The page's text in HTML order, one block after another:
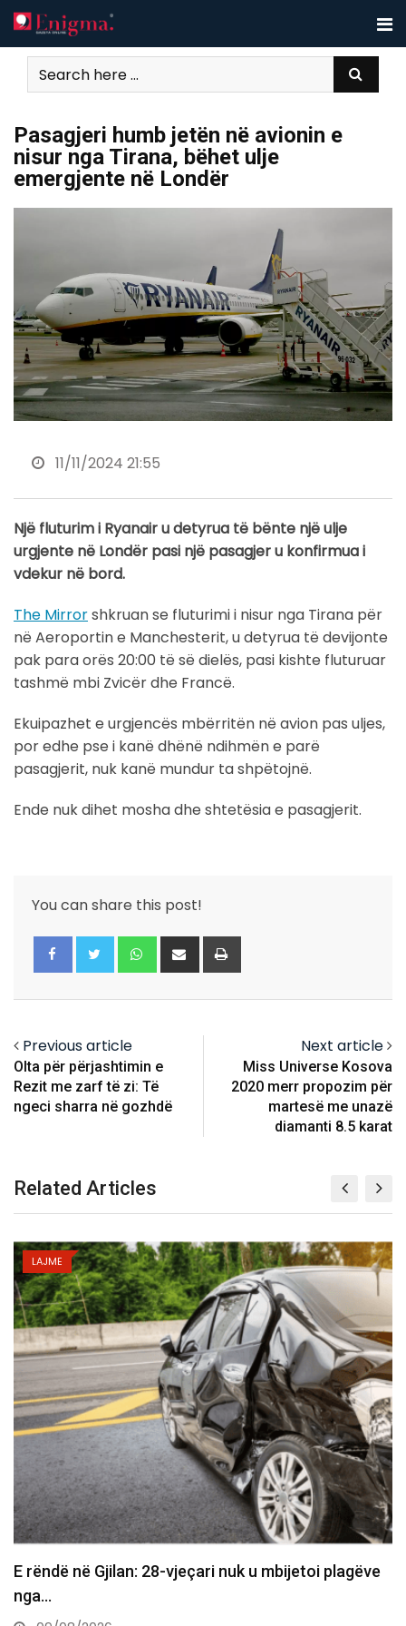
Skip
to
content
Pasagjeri humb jetën në avionin e
nisur nga Tirana, bëhet ulje
emergjente në Londër
11/11/2024 21:55
Një fluturim i Ryanair u detyrua të bënte një ulje
urgjente në Londër pasi një pasagjer u konfirmua i
vdekur në bord.
The Mirrorshkruan se fluturimi i nisur nga Tirana për
në Aeroportin e Manchesterit, u detyrua të devijonte
pak para orës 20:00 të së dielës, pasi kishte fluturuar
tashmë mbi Zvicër dhe Francë.
Ekuipazhet e urgjencës mbërritën në avion pas uljes,
por edhe pse i kanë dhënë ndihmën e parë
pasagjerit, nuk kanë mundur ta shpëtojnë.
Ende nuk dihet mosha dhe shtetësia e pasagjerit.
You can share this post!
Whatsapp
Share
via
Previous article
Olta për përjashtimin e
Rezit me zarf të zi: Të
ngeci sharra në gozhdë
Next article
Miss Universe Kosova
2020 merr propozim për
martesë me unazë
diamanti 8.5 karat
Related Articles
LAJME
E dhimbshme: Ndahet nga jeta veterani i UÇK-së,
Musli Krasniqi